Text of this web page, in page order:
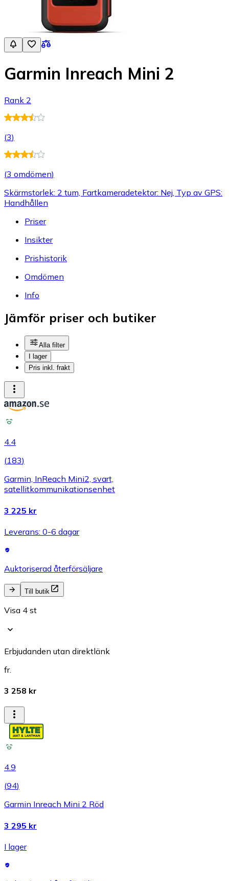
Garmin Inreach Mini 2
Rank 2
(3)
(3 omdömen)
Skärmstorlek: 2 tum, Fartkameradetektor: Nej, Typ av GPS:
Handhållen
Priser
Insikter
Prishistorik
Omdömen
Info
Jämför priser och butiker
Alla filter
I lager
Pris inkl. frakt
4.4
(183)
Garmin, InReach Mini2, svart,
satellitkommunikationsenhet
3 225 kr
Leverans: 0-6 dagar
Auktoriserad återförsäljare
Till butik
Visa 4 st
Erbjudanden utan direktlänk
fr.
3 258 kr
4.9
(94)
Garmin Inreach Mini 2 Röd
3 295 kr
I lager